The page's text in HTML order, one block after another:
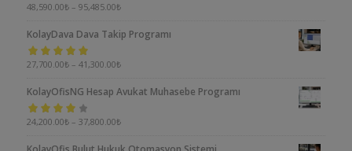
5 üzerinden
48,590.00₺ – 95,485.00₺
KolayDava Dava Takip Programı
5 üzerinden
27,700.00₺ – 41,300.00₺
KolayOfisNG Hesap Avukat Muhasebe Programı
5
24,200.00₺ – 37,800.00₺